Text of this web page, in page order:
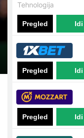
Tehnologija
Pregled
Pregled
Pregled